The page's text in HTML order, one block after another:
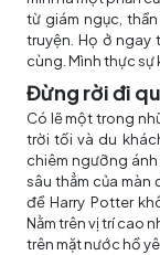
từ giám ngục,
truyện. Họ ở ngay
cùng. Mình thực
Đừng rời đi
Có lẽ một trong
trời tối và du
chiêm ngưỡng
sâu thẳm của
đề Harry Potter
Nằm trên vị trí cao
trên mặt nước hồ